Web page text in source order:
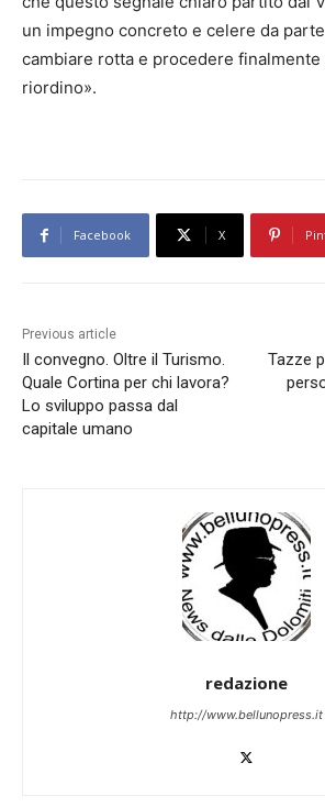
un impegno concreto e celere da
cambiare rotta e procedere
riordino».
Facebook X
Previous article
Il convegno. Oltre il Turismo.
Quale Cortina per chi lavora?
Lo sviluppo passa dal
capitale umano
Tazze
redazione
http://www.bellunopress.it